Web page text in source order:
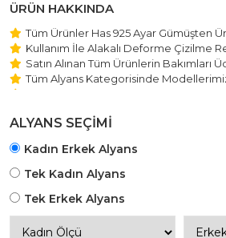
ÜRÜN HAKKINDA
Tüm Ürünler Has 925 Ayar Gümüşten
Kullanım İle Alakalı Deforme Çizilme
Satın Alınan Tüm Ürünlerin Bakımları
Tüm Alyans Kategorisinde Modellerimiz
Beştaş Tektaş Kolye ve Bileklik
ALYANS SEÇİMİ
Kadın Erkek Alyans
Tek Kadın Alyans
Tek Erkek Alyans